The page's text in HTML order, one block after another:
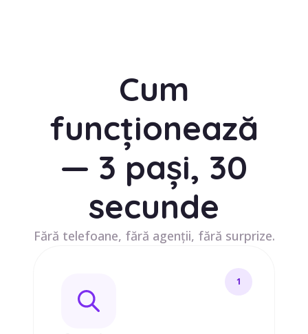
Cum
funcționează
— 3 pași, 30
secunde
Fără telefoane, fără agenții, fără surprize.
1